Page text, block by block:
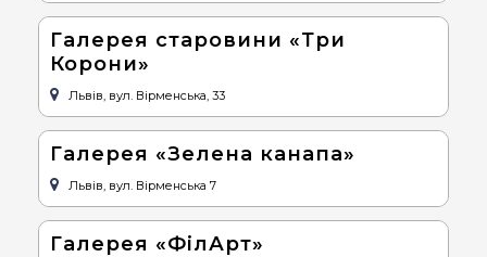
Галерея старовини «Три
Корони»
Львів, вул. Вірменська, 33
Галерея «Зелена канапа»
Львів, вул. Вірменська 7
Галерея «ФілАрт»